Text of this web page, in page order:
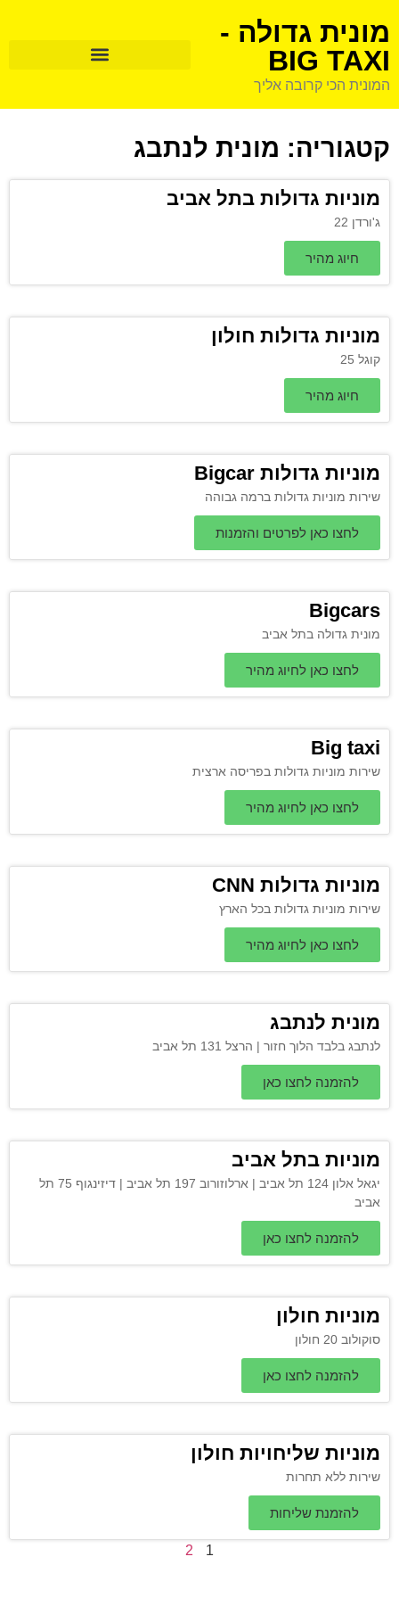
מונית גדולה -
BIG TAXI
המונית הכי קרובה אליך
קטגוריה: מונית לנתבג
מוניות גדולות בתל אביב
ג'ורדן 22
חיוג מהיר
מוניות גדולות חולון
קוגל 25
חיוג מהיר
מוניות גדולות Bigcar
שירות מוניות גדולות ברמה גבוהה
לחצו כאן לפרטים והזמנות
Bigcars
מונית גדולה בתל אביב
לחצו כאן לחיוג מהיר
Big taxi
שירות מוניות גדולות בפריסה ארצית
לחצו כאן לחיוג מהיר
מוניות גדולות CNN
שירות מוניות גדולות בכל הארץ
לחצו כאן לחיוג מהיר
מונית לנתבג
לנתבג בלבד הלוך חזור | הרצל 131 תל אביב
להזמנה לחצו כאן
מוניות בתל אביב
יגאל אלון 124 תל אביב | ארלוזורוב 197 תל אביב | דיזינגוף 75 תל
אביב
להזמנה לחצו כאן
מוניות חולון
סוקולוב 20 חולון
להזמנה לחצו כאן
מוניות שליחויות חולון
שירות ללא תחרות
להזמנת שליחות
1
2